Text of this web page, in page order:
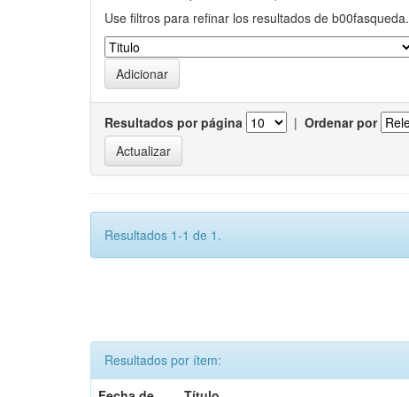
Use filtros para refinar los resultados de b00fasqueda.
Resultados por página | Ordenar por
Resultados 1-1 de 1.
Resultados por ítem: